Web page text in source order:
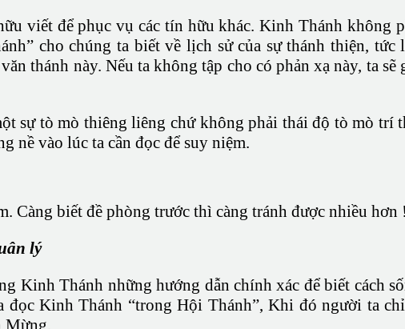
viết để phục vụ các tín hữu khác. Kinh Thánh không
cho chúng ta biết về lịch sử của sự thánh thiện,
thánh này. Nếu ta không tập cho có phản xạ này, ta
sự tò mò thiêng liêng chứ không phải thái độ tò mò
nề vào lúc ta cần đọc để suy niệm.
Càng biết đề phòng trước thì càng tránh được nhiều hơn !
lý
Kinh Thánh những hướng dẫn chính xác để biết cách
đọc Kinh Thánh “trong Hội Thánh”, Khi đó người ta
Mừng.